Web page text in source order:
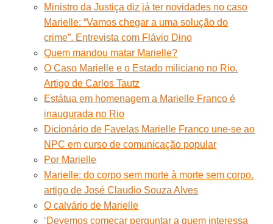
Ministro da Justiça diz já ter novidades no caso
Marielle: “Vamos chegar a uma solução do
crime”. Entrevista com Flávio Dino
Quem mandou matar Marielle?
O Caso Marielle e o Estado miliciano no Rio.
Artigo de Carlos Tautz
Estátua em homenagem a Marielle Franco é
inaugurada no Rio
Dicionário de Favelas Marielle Franco une-se ao
NPC em curso de comunicação popular
Por Marielle
Marielle: do corpo sem morte à morte sem corpo.
artigo de José Claudio Souza Alves
O calvário de Marielle
‘Devemos começar perguntar a quem interessa